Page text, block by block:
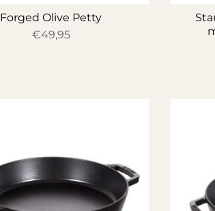
Forged Olive Petty
€49,95